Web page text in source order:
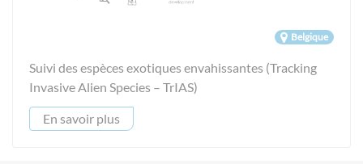
Belgique
Suivi des espèces exotiques envahissantes (Tracking
Invasive Alien Species – TrIAS)
En savoir plus